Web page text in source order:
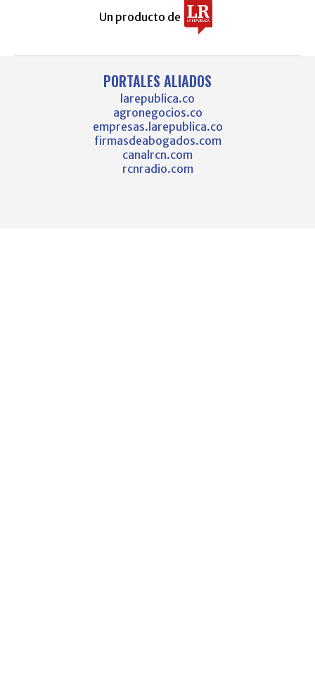
Un producto de
PORTALES ALIADOS
larepublica.co
agronegocios.co
empresas.larepublica.co
firmasdeabogados.com
canalrcn.com
rcnradio.com